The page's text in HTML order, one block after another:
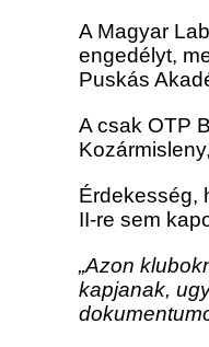
A Magyar
engedélyt,
Puskás
A csak OTP
Érdekesség,
II-re sem
„Azon
kapjanak,